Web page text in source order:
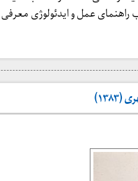
راهنمای عمل و ایدئولوژی